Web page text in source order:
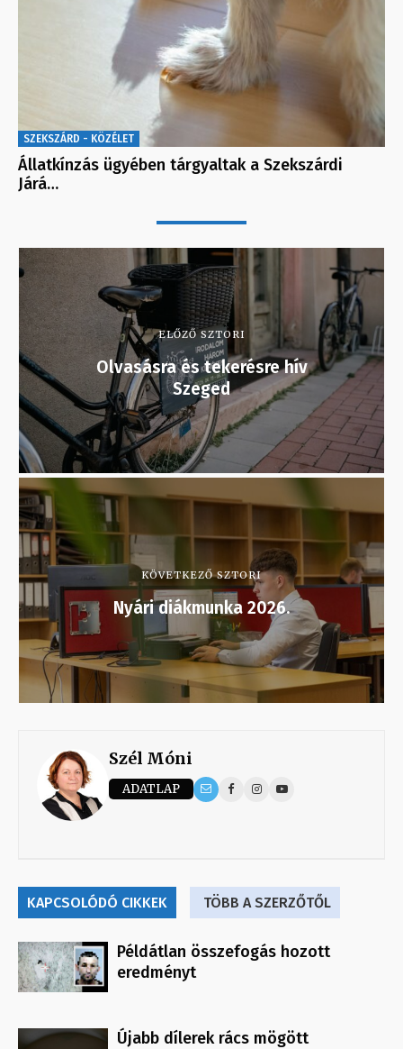
SZEKSZÁRD - KÖZÉLET
Állatkínzás ügyében tárgyaltak a Szekszárdi
Járá…
ELŐZŐ SZTORI
Olvasásra és tekerésre hív
Szeged
KÖVETKEZŐ SZTORI
Nyári diákmunka 2026.
Szél Móni
ADATLAP
KAPCSOLÓDÓ CIKKEK TÖBB A SZERZŐTŐL
Példátlan összefogás hozott
eredményt
Újabb dílerek rács mögött